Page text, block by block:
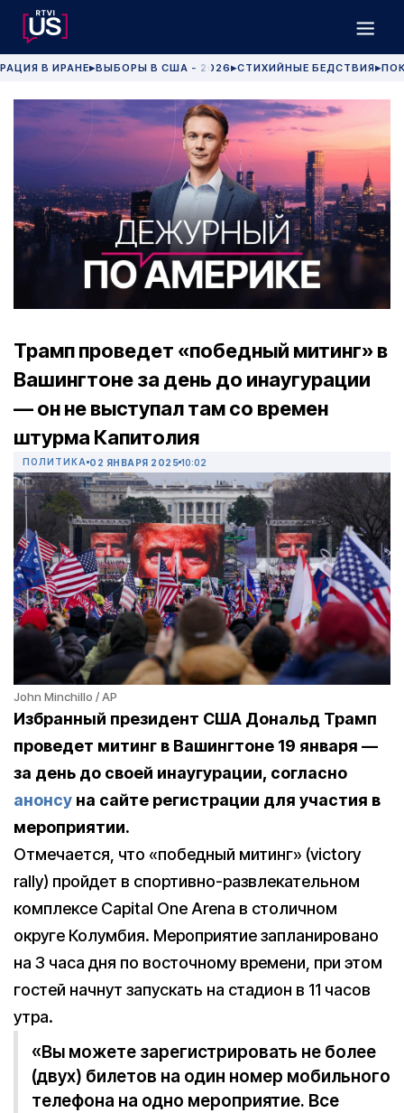
В ИРАНЕ▶ВЫБОРЫ В США - 2026 ▶СТИХИЙНЫЕ БЕДСТВИЯ▶
Трамп проведет «победный митинг» в
Вашингтоне за день до инаугурации
— он не выступал там со времен
штурма Капитолия
ПОЛИТИКА 02 ЯНВАРЯ 2025 10:02
John Minchillo / AP
Избранный президент США Дональд Трамп
проведет митинг в Вашингтоне 19 января —
за день до своей инаугурации, согласно
анонсу на сайте регистрации для участия в
мероприятии.
Отмечается, что «победный митинг» (victory
rally) пройдет в спортивно-развлекательном
комплексе Capital One Arena в столичном
округе Колумбия. Мероприятие запланировано
на 3 часа дня по восточному времени, при этом
гостей начнут запускать на стадион в 11 часов
утра.
«Вы можете зарегистрировать не более
(двух) билетов на один номер мобильного
телефона на одно мероприятие. Все